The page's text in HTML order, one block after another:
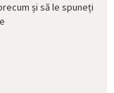
și să le spuneți